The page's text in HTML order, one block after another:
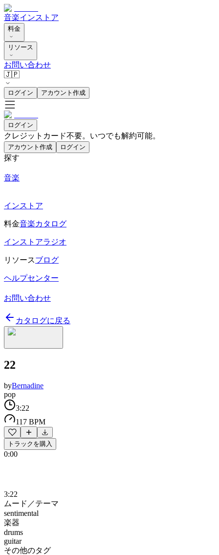
音楽インストア
料金
リソース
お問い合わせ
🇯🇵
ログイン アカウント作成
ログイン
クレジットカード不要。いつでも解約可能。
アカウント作成 ログイン
探す
音楽
インストア
料金音楽カタログ
インストアラジオ
リソースブログ
ヘルプセンター
お問い合わせ
カタログに戻る
22
byBernadine
pop
3:22
117 BPM
トラックを購入
0:00
3:22
ムード／テーマ
sentimental
楽器
drums
guitar
その他のタグ